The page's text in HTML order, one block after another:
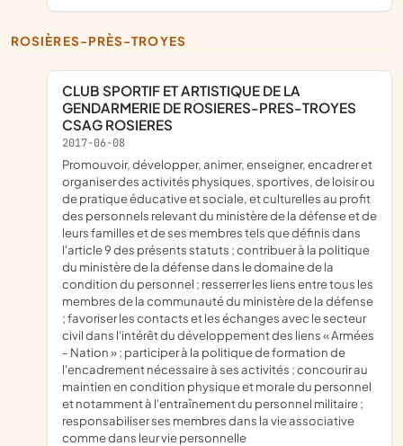
ROSIÈRES-PRÈS-TROYES
CLUB SPORTIF ET ARTISTIQUE DE LA
GENDARMERIE DE ROSIERES-PRES-TROYES
CSAG ROSIERES
2017-06-08
promouvoir, développer, animer, enseigner, encadrer et
organiser des activités physiques, sportives, de loisir ou
de pratique éducative et sociale, et culturelles au profit
des personnels relevant du ministère de la défense et de
leurs familles et de ses membres tels que définis dans
l'article 9 des présents statuts ; contribuer à la politique
du ministère de la défense dans le domaine de la
condition du personnel ; resserrer les liens entre tous les
membres de la communauté du ministère de la défense
; favoriser les contacts et les échanges avec le secteur
civil dans l'intérêt du développement des liens « Armées
- Nation » ; participer à la politique de formation de
l'encadrement nécessaire à ses activités ; concourir au
maintien en condition physique et morale du personnel
et notamment à l'entraînement du personnel militaire ;
responsabiliser ses membres dans la vie associative
comme dans leur vie personnelle